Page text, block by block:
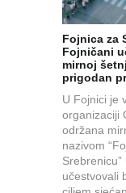
Fojnica za
Fojničani
mirnoj
prigodan
U Fojnici je
organizaciji
održana
nazivom
Srebrenicu”
učestvovali